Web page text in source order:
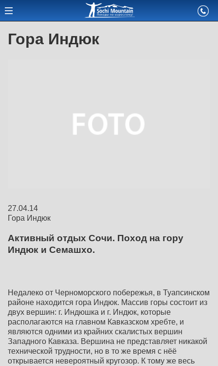
Гора Индюк
27.04.14
Гора Индюк
Активный отдых Сочи. Поход на гору
Индюк и Семашхо.
Недалеко от Черноморского побережья, в Туапсинском
районе находится гора Индюк. Массив горы состоит из
двух вершин: г. Индюшка и г. Индюк, которые
располагаются на главном Кавказском хребте, и
являются одними из крайних скалистых вершин
Западного Кавказа. Вершина не представляет никакой
технической трудности, но в то же время с нёё
открывается невероятный кругозор. К тому же весь